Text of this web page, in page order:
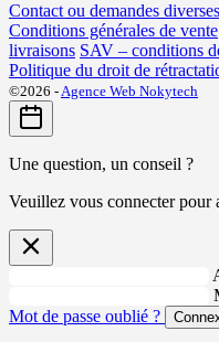
Contact ou demandes diverses
Conditions générales de vente
livraisons SAV – conditions
Politique du droit de
©2026 -Agence Web Nokytech
Une question, un conseil ?
Veuillez vous connecter pour
Mot de passe oublié ?